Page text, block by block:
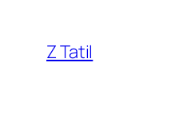
Z Tatil